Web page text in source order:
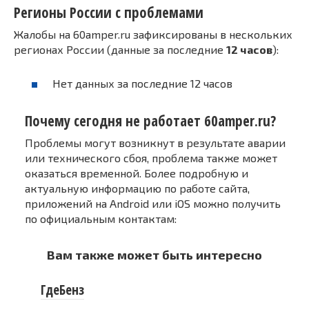
Регионы России с проблемами
Жалобы на 60amper.ru зафиксированы в нескольких
регионах России (данные за последние 12 часов):
Нет данных за последние 12 часов
Почему сегодня не работает 60amper.ru?
Проблемы могут возникнут в результате аварии
или технического сбоя, проблема также может
оказаться временной. Более подробную и
актуальную информацию по работе сайта,
приложений на Android или iOS можно получить
по официальным контактам:
Вам также может быть интересно
ГдеБенз